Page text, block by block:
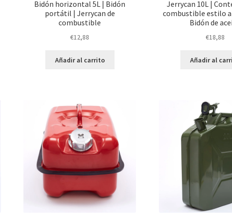
Bidón horizontal 5L | Bidón
portátil | Jerrycan de
combustible
€12,88
Añadir al carrito
Jerrycan 10L |
combustible estilo
Bidón de
€18,88
Añadir al